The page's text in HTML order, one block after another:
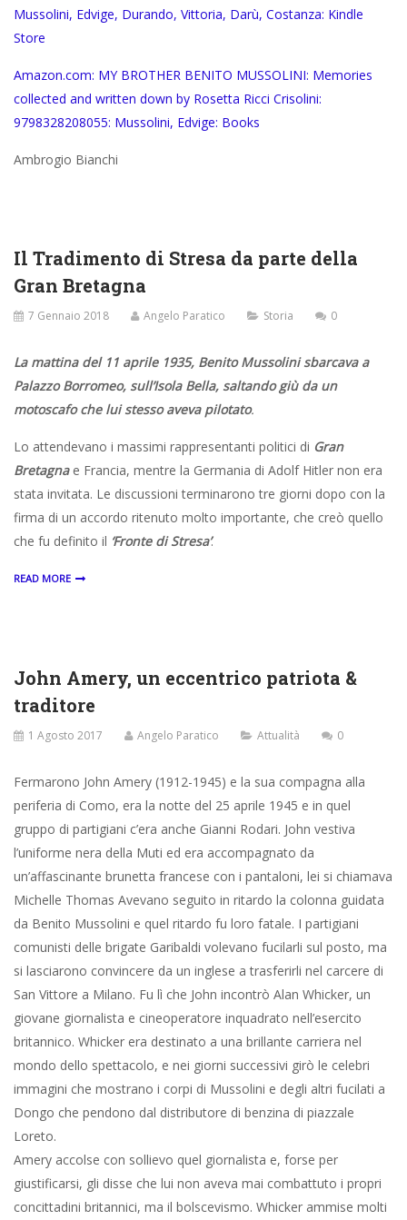
Mussolini, Edvige, Durando, Vittoria, Darù, Costanza: Kindle
Store
Amazon.com: MY BROTHER BENITO MUSSOLINI: Memories
collected and written down by Rosetta Ricci Crisolini:
9798328208055: Mussolini, Edvige: Books
Ambrogio Bianchi
Il Tradimento di Stresa da parte della
Gran Bretagna
7 Gennaio 2018 Angelo Paratico Storia 0
La mattina del 11 aprile 1935, Benito Mussolini sbarcava a
Palazzo Borromeo, sull’Isola Bella, saltando giù da un
motoscafo che lui stesso aveva pilotato.
Lo attendevano i massimi rappresentanti politici di Gran
Bretagnae Francia, mentre la Germania di Adolf Hitler non era
stata invitata. Le discussioni terminarono tre giorni dopo con la
firma di un accordo ritenuto molto importante, che creò quello
che fu definito il ‘Fronte di Stresa’.
READ MORE
John Amery, un eccentrico patriota &
traditore
1 Agosto 2017 Angelo Paratico Attualità 0
Fermarono John Amery (1912-1945) e la sua compagna alla
periferia di Como, era la notte del 25 aprile 1945 e in quel
gruppo di partigiani c’era anche Gianni Rodari. John vestiva
l’uniforme nera della Muti ed era accompagnato da
un’affascinante brunetta francese con i pantaloni, lei si chiamava
Michelle Thomas Avevano seguito in ritardo la colonna guidata
da Benito Mussolini e quel ritardo fu loro fatale. I partigiani
comunisti delle brigate Garibaldi volevano fucilarli sul posto, ma
si lasciarono convincere da un inglese a trasferirli nel carcere di
San Vittore a Milano. Fu lì che John incontrò Alan Whicker, un
giovane giornalista e cineoperatore inquadrato nell’esercito
britannico. Whicker era destinato a una brillante carriera nel
mondo dello spettacolo, e nei giorni successivi girò le celebri
immagini che mostrano i corpi di Mussolini e degli altri fucilati a
Dongo che pendono dal distributore di benzina di piazzale
Loreto.
Amery accolse con sollievo quel giornalista e, forse per
giustificarsi, gli disse che lui non aveva mai combattuto i propri
concittadini britannici, ma il bolscevismo. Whicker ammise molti